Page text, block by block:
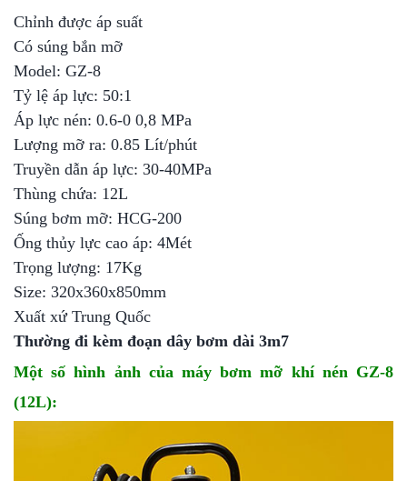
Chỉnh được áp suất
Có súng bắn mỡ
Model: GZ-8
Tỷ lệ áp lực: 50:1
Áp lực nén: 0.6-0 0,8 MPa
Lượng mỡ ra: 0.85 Lít/phút
Truyền dẫn áp lực: 30-40MPa
Thùng chứa: 12L
Súng bơm mỡ: HCG-200
Ống thủy lực cao áp: 4Mét
Trọng lượng: 17Kg
Size: 320x360x850mm
Xuất xứ Trung Quốc
Thường đi kèm đoạn dây bơm dài 3m7
Một số hình ảnh của máy bơm mỡ khí nén GZ-8
(12L):